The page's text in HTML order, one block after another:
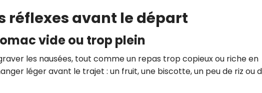
réflexes avant le départ
vide ou trop plein
les nausées, tout comme un repas trop copieux ou riche en
léger avant le trajet : un fruit, une biscotte, un peu de riz ou
Recevez
recettes inédites de
!